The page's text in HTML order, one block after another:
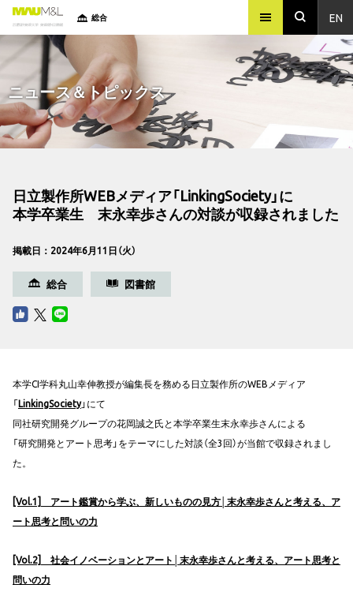
EN
総合
ニュース＆トピックス
日立製作所WEBメディア「LinkingSociety」に
本学卒業生 末永幸歩さんの対談が収録されました
掲載日：2024年6月11日（火）
総合 図書館
本学CI学科丸山幸伸教授が編集長を務める日立製作所のWEBメディア
「LinkingSociety」にて
同社研究開発グループの花岡誠之氏と本学卒業生末永幸歩さんによる
「研究開発とアート思考」をテーマにした対談（全3回）が当館で収録されまし
た。
[Vol.1] アート鑑賞から学ぶ、新しいものの見方│末永幸歩さんと考える、ア
ート思考と問いの力
[Vol.2] 社会イノベーションとアート│末永幸歩さんと考える、アート思考と
問いの力